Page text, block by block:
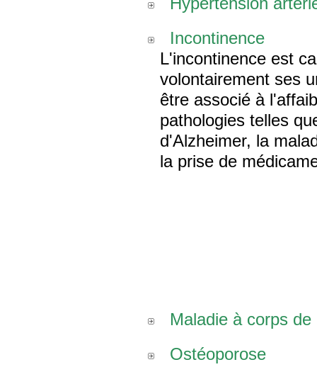
Incontinence
L'incontinence est
volontairement ses
être associé à
pathologies telles
d'Alzheimer, la
la prise de
Maladie à corps de
Ostéoporose